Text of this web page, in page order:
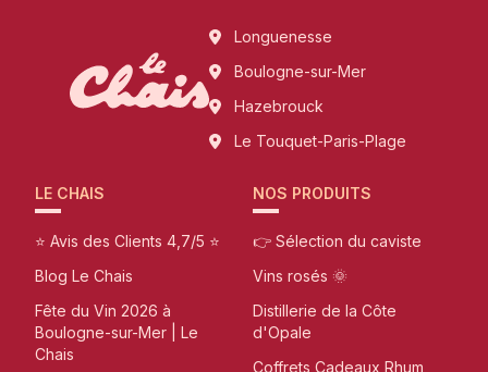
Longuenesse
Boulogne-sur-Mer
Hazebrouck
Le Touquet-Paris-Plage
LE CHAIS
⭐ Avis des Clients 4,7/5 ⭐
Blog Le Chais
Fête du Vin 2026 à
Boulogne-sur-Mer | Le
Chais
NOS PRODUITS
👉 Sélection du caviste
Vins rosés 🌞
Distillerie de la Côte
d'Opale
Coffrets Cadeaux Rhum